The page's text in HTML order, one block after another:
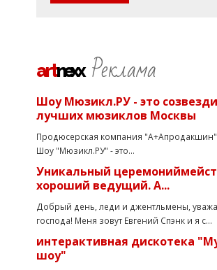
artnexx Реклама
Шоу Мюзикл.РУ - это
лучших мюзиклов Москвы
Продюсерская компания "А+Апродакшин"
Шоу "Мюзикл.РУ" - это...
Уникальный
хороший ведущий. А...
Добрый день, леди и джентльмены,
господа! Меня зовут Евгений Спэнк и я с...
интерактивная дискотека
шоу"